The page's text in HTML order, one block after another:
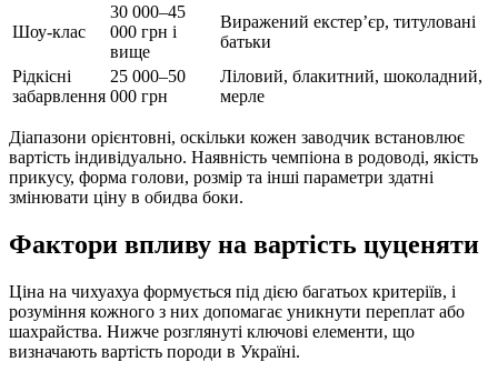
Шоу-клас
30 000–45
000 грн і
вище
Виражений екстерʼєр, титуловані
батьки
Рідкісні
забарвлення
25 000–50
000 грн
Ліловий, блакитний, шоколадний,
мерле
Діапазони орієнтовні, оскільки кожен заводчик встановлює
вартість індивідуально. Наявність чемпіона в родоводі, якість
прикусу, форма голови, розмір та інші параметри здатні
змінювати ціну в обидва боки.
Фактори впливу на вартість цуценяти
Ціна на чихуахуа формується під дією багатьох критеріїв, і
розуміння кожного з них допомагає уникнути переплат або
шахрайства. Нижче розглянуті ключові елементи, що
визначають вартість породи в Україні.